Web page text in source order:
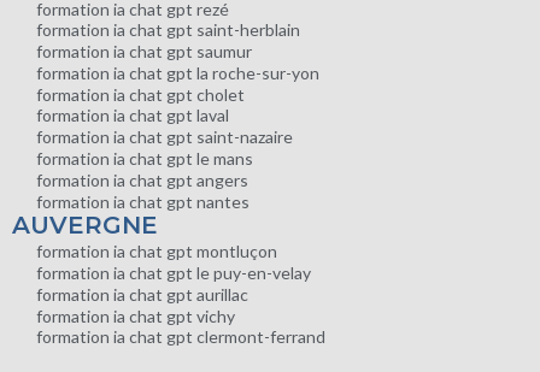
formation ia chat gpt rezé
formation ia chat gpt saint-herblain
formation ia chat gpt saumur
formation ia chat gpt la roche-sur-yon
formation ia chat gpt cholet
formation ia chat gpt laval
formation ia chat gpt saint-nazaire
formation ia chat gpt le mans
formation ia chat gpt angers
formation ia chat gpt nantes
AUVERGNE
formation ia chat gpt montluçon
formation ia chat gpt le puy-en-velay
formation ia chat gpt aurillac
formation ia chat gpt vichy
formation ia chat gpt clermont-ferrand